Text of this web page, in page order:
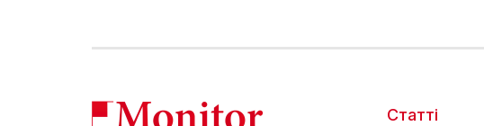
Статті